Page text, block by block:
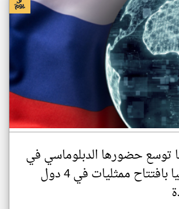
توسع حضورها الدبلوماسي في
إفريقيا بافتتاح ممثليات في 4 دول